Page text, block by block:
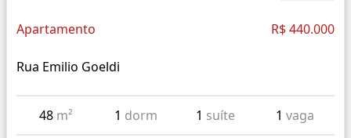
Apartamento R$ 440.000
Rua Emilio Goeldi
48 m² 1 dorm 1 suíte 1 vaga